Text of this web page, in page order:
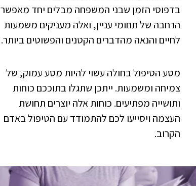
בדפוסי הזמן שבני המשפחה מבלים יחד מאפשר
הרחבה של תחומי עניין, ואלה מעניקים משמעות
לחיים והנאה מהדברים הקטנים והפשוטים ביותר.
מסע הטיפול בחולה עשוי להיות מסע עמוק, של
צמיחה ומשמעות. ייתכן שתגלו בתוככם כוחות
ותושייה מפתיעים. כוחות אלה יוצרים תחושת
העצמה ויסייעו לכם להתמודד עם הטיפול באדם
הקרוב.